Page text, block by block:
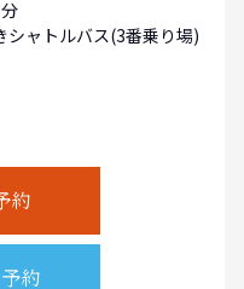
シャトルバス(3番乗り場)
約
約